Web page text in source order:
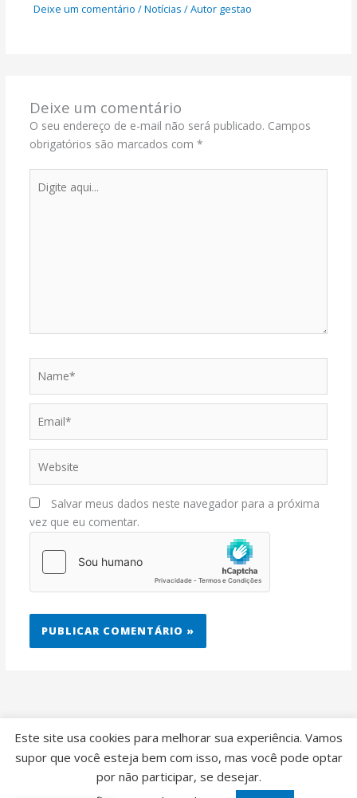
Deixe um comentário /Notícias / Autor gestao
Deixe um comentário
O seu endereço de e-mail não será publicado. Campos
obrigatórios são marcados com *
aqui...
Salvar meus dados neste navegador para a próxima
vez que eu comentar.
Este site usa cookies para melhorar sua experiência. Vamos
supor que você esteja bem com isso, mas você pode optar
por não participar, se desejar.